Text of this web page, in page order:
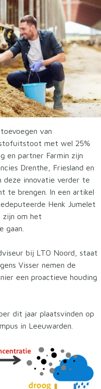
van
met wel 25%
en partner Farmin zijn
Drenthe, Friesland en
deze innovatie verder te
te brengen. In een artikel
Henk Jumelet
zijn om het
gaan.
bij LTO Noord, staat
Visser nemen de
een proactieve houding
dit jaar plaatsvinden op
in Leeuwarden.